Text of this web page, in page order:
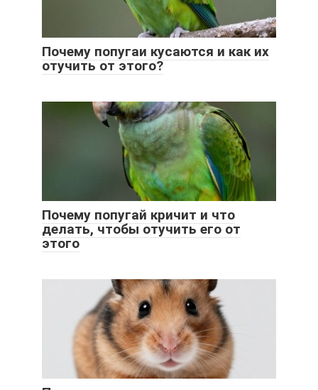
Почему попугаи кусаются и как их
отучить от этого?
Почему попугай кричит и что
делать, чтобы отучить его от
этого